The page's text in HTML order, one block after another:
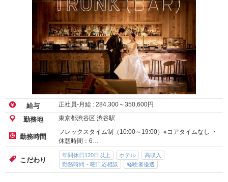
給与 正社員-月給 : 284,300～350,600円
勤務地 東京都渋谷区 渋谷駅
勤務時間
フレックスタイム制（10:00～19:00）※コアタイムなし ・
休憩時間：6…
こだわり
年間休日120日以上 ホテル
高収入
勤務時間・曜日応相談
経験者優遇